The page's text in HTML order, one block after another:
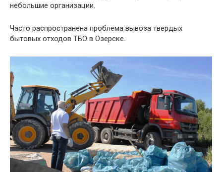
небольшие организации.
Часто распространена проблема вывоза твердых
бытовых отходов ТБО в Озерске.